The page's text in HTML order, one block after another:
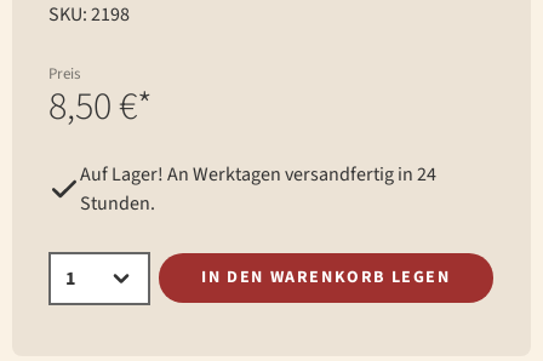
SKU: 2198
Preis
8,50 €*
Auf Lager! An Werktagen versandfertig in 24
Stunden.
IN DEN WARENKORB LEGEN